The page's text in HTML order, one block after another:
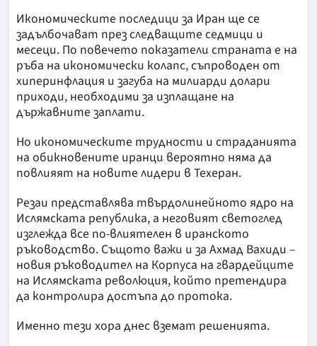
Икономическите последици за Иран ще се
задълбочават през следващите седмици и
месеци. По повечето показатели страната е на
ръба на икономически колапс, съпроводен от
хиперинфлация и загуба на милиарди долари
приходи, необходими за изплащане на
държавните заплати.
Но икономическите трудности и страданията
на обикновените иранци вероятно няма да
повлияят на новите лидери в Техеран.
Резаи представлява твърдолинейното ядро на
Ислямската република, а неговият светоглед
изглежда все по-влиятелен в иранското
ръководство. Същото важи и за Ахмад Вахиди –
новия ръководител на Корпуса на гвардейците
на Ислямската революция, който претендира
да контролира достъпа до протока.
Именно тези хора днес вземат решенията.